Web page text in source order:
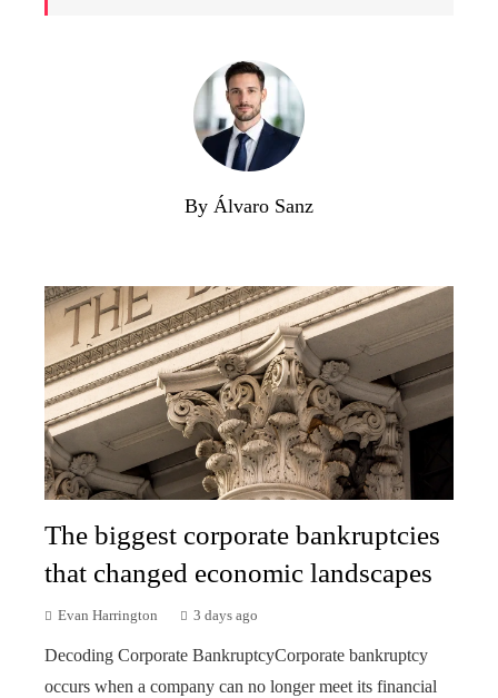
By Álvaro Sanz
The biggest corporate bankruptcies
that changed economic landscapes
Evan Harrington 3 days ago
Decoding Corporate BankruptcyCorporate bankruptcy
occurs when a company can no longer meet its financial